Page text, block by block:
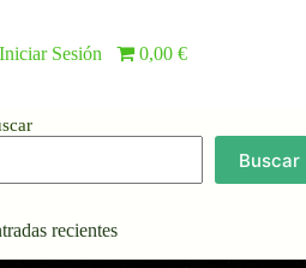
Iniciar Sesión 0,00 €
Buscar
recientes